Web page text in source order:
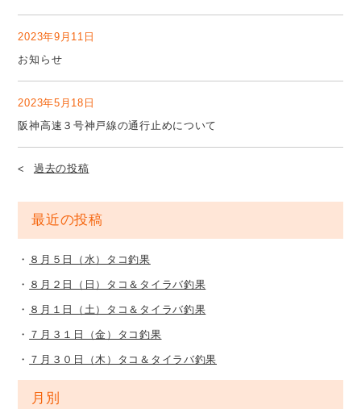
2023年9月11日
お知らせ
2023年5月18日
阪神高速３号神戸線の通行止めについて
過去の投稿
最近の投稿
８月５日（水）タコ釣果
８月２日（日）タコ＆タイラバ釣果
８月１日（土）タコ＆タイラバ釣果
７月３１日（金）タコ釣果
７月３０日（木）タコ＆タイラバ釣果
月別